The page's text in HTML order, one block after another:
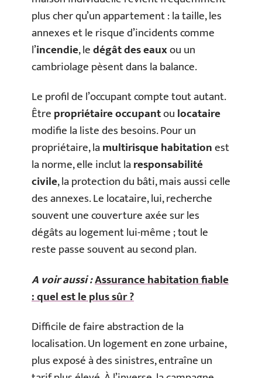
plus cher qu’un appartement : la taille, les
annexes et le risque d’incidents comme
l’incendie, ledégât des eauxou un
cambriolage pèsent dans la balance.
Le profil de l’occupant compte tout autant.
Êtrepropriétaire occupantoulocataire
modifie la liste des besoins. Pour un
propriétaire, lamultirisque habitationest
la norme, elle inclut laresponsabilité
civile, la protection du bâti, mais aussi celle
des annexes. Le locataire, lui, recherche
souvent une couverture axée sur les
dégâts au logement lui-même ; tout le
reste passe souvent au second plan.
A voir aussi :Assurance habitation fiable
: quel est le plus sûr ?
Difficile de faire abstraction de la
localisation. Un logement en zone urbaine,
plus exposé à des sinistres, entraîne un